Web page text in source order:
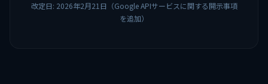
改定日: 2026年2月21日（Google APIサービスに関する開示事項
を追加）